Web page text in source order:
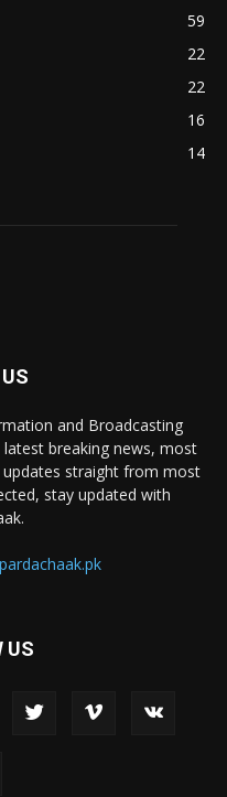
59
22
22
16
14
and Broadcasting
breaking news, most
straight from most
stay updated with
US